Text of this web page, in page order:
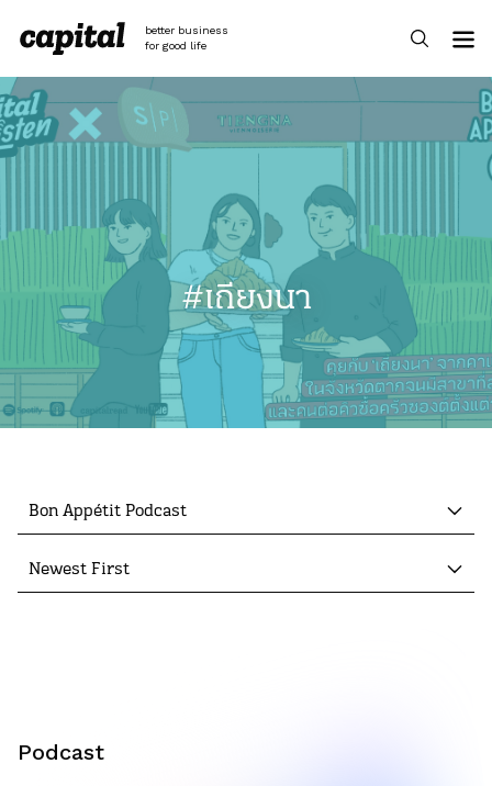
content
better business
for good life
#เถียงนา
Bon Appétit Podcast
Newest First
Podcast